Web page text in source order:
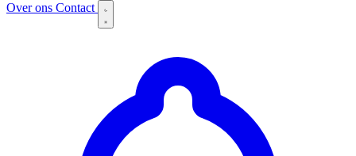
Over ons Contact